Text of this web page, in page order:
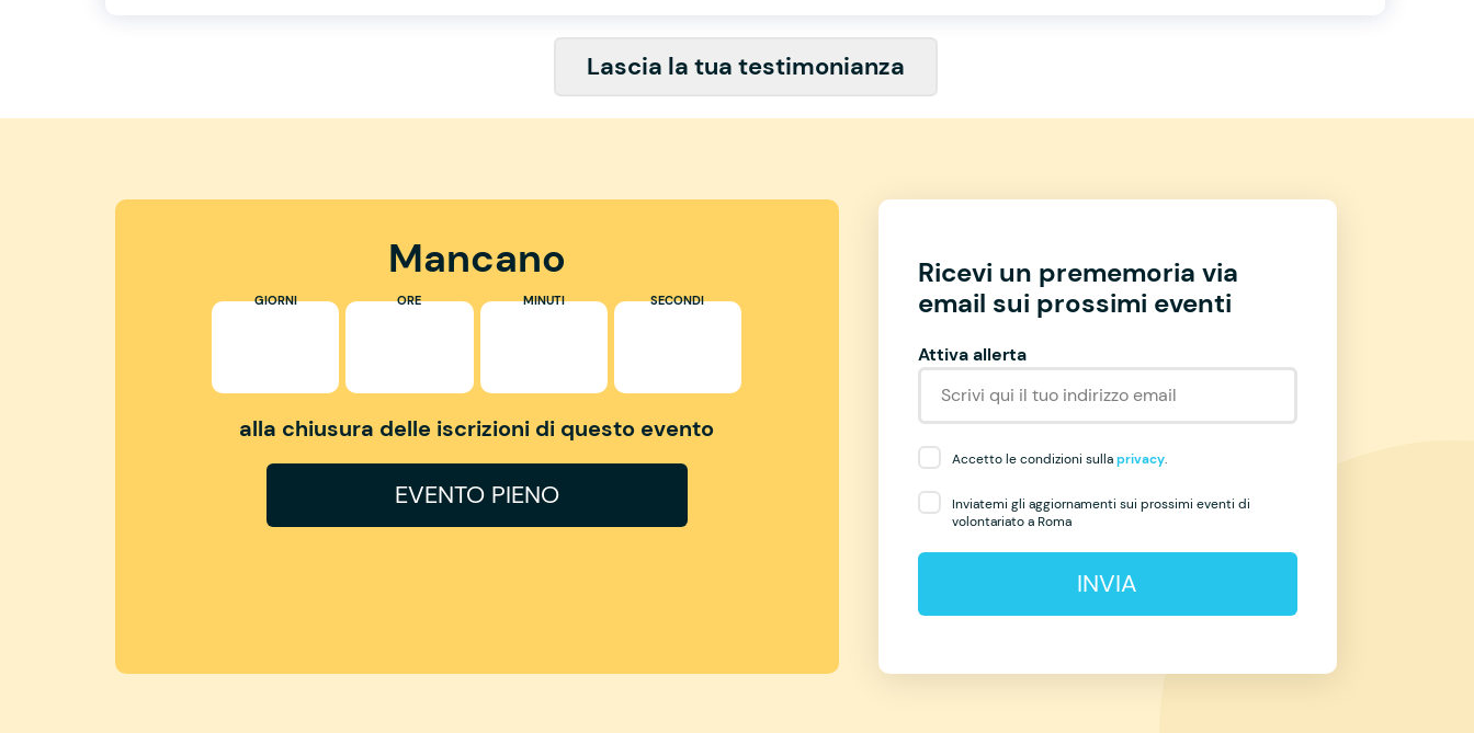
Lascia la tua testimonianza
Mancano
GIORNI ORE MINUTI SECONDI
alla chiusura delle iscrizioni di questo evento
EVENTO PIENO
Ricevi un prememoria via
email sui prossimi eventi
Attiva allerta
Accetto le condizioni sullaprivacy.
Inviatemi gli aggiornamenti sui prossimi eventi di
volontariato a Roma
INVIA